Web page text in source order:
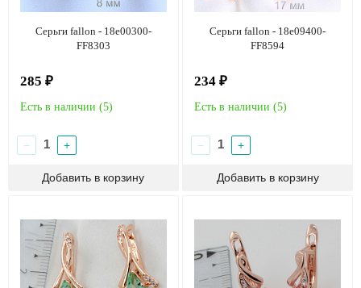
Серьги fallon - 18e00300-
FF8303
285 ₽
Есть в наличии (5)
− +
Серьги fallon - 18e09400-
FF8594
234 ₽
Есть в наличии (5)
− +